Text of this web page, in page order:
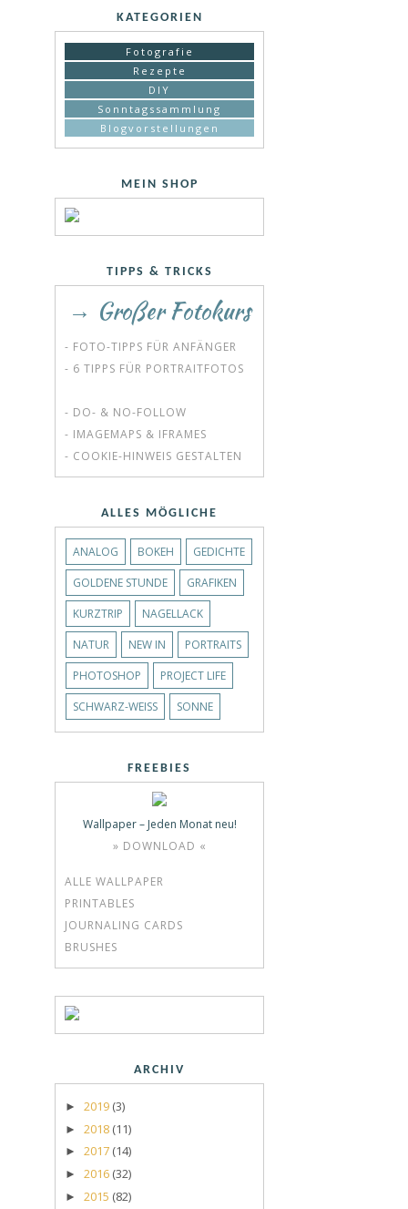
KATEGORIEN
Fotografie
Rezepte
DIY
Sonntagssammlung
Blogvorstellungen
MEIN SHOP
TIPPS & TRICKS
→ Großer Fotokurs
- FOTO-TIPPS FÜR ANFÄNGER
- 6 TIPPS FÜR PORTRAITFOTOS
- DO- & NO-FOLLOW
- IMAGEMAPS & IFRAMES
- COOKIE-HINWEIS GESTALTEN
ALLES MÖGLICHE
ANALOG BOKEH
GEDICHTE
GOLDENE STUNDE
GRAFIKEN
KURZTRIP
NAGELLACK
NATUR
NEW IN
PORTRAITS
PHOTOSHOP
PROJECT LIFE
SCHWARZ-WEISS
SONNE
FREEBIES
Wallpaper – Jeden Monat neu!
» DOWNLOAD «
ALLE WALLPAPER
PRINTABLES
JOURNALING CARDS
BRUSHES
ARCHIV
► 2019 (3)
► 2018 (11)
► 2017 (14)
► 2016 (32)
► 2015 (82)